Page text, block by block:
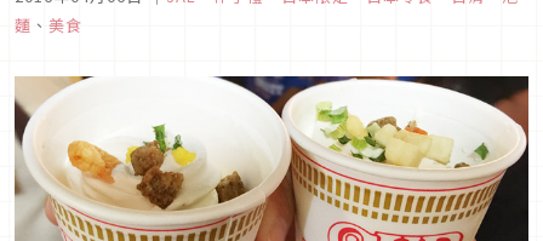
級車廂也一次都沒有坐過的自己，這可以說是沒有緣份享用的食
物。但是，其實這項商品也可以在網路上買得到。而且如果是住
麵 、 美食